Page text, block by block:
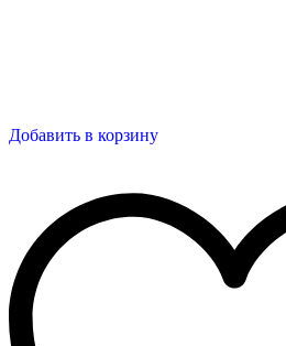
Добавить в корзину